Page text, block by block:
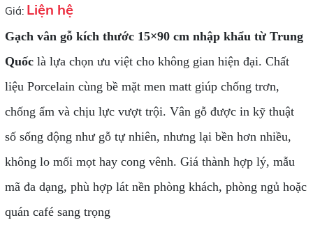
Giá: Liện hệ
Gạch vân gỗ kích thước 15×90 cm nhập khẩu từ Trung
Quốclà lựa chọn ưu việt cho không gian hiện đại. Chất
liệu Porcelain cùng bề mặt men matt giúp chống trơn,
chống ẩm và chịu lực vượt trội. Vân gỗ được in kỹ thuật
số sống động như gỗ tự nhiên, nhưng lại bền hơn nhiều,
không lo mối mọt hay cong vênh. Giá thành hợp lý, mẫu
mã đa dạng, phù hợp lát nền phòng khách, phòng ngủ hoặc
quán café sang trọng